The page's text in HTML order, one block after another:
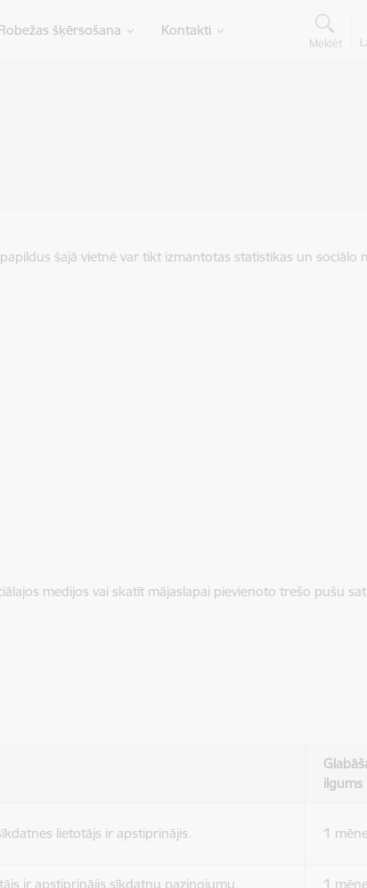
šķērsošana Kontakti
Meklēt
šajā vietnē var tikt izmantotas statistikas un sociālo
medijos vai skatīt mājaslapai pievienoto trešo pušu
ilgums
lietotājs ir apstiprinājis. 1
ir apstiprinājis sīkdatņu paziņojumu. 1